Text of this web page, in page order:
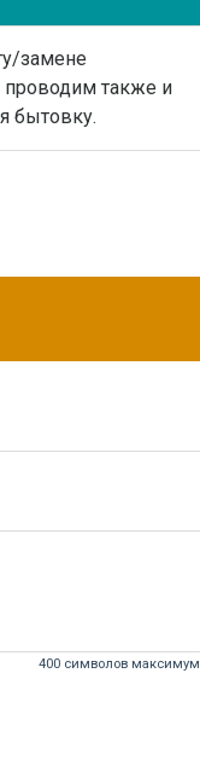
замене
также и
бытовку.
400 символов максимум